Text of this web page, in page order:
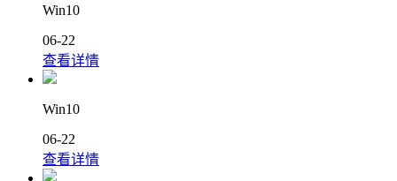
Win10
06-22
查看详情
Win10
06-22
查看详情